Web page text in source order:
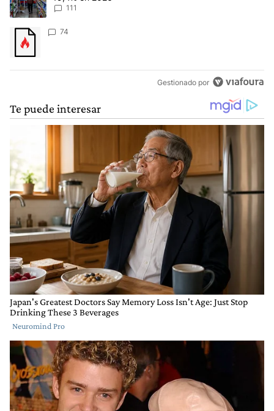
111
Un artículo de tendencia con el título "" con 74 comentarios.
74
Gestionado por